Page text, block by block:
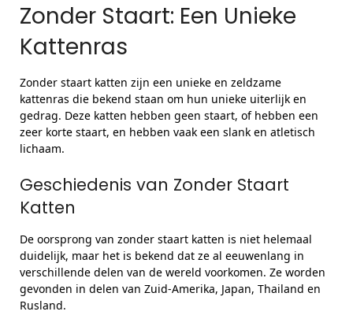
Zonder Staart: Een Unieke
Kattenras
Zonder staart katten zijn een unieke en zeldzame
kattenras die bekend staan om hun unieke uiterlijk en
gedrag. Deze katten hebben geen staart, of hebben een
zeer korte staart, en hebben vaak een slank en atletisch
lichaam.
Geschiedenis van Zonder Staart
Katten
De oorsprong van zonder staart katten is niet helemaal
duidelijk, maar het is bekend dat ze al eeuwenlang in
verschillende delen van de wereld voorkomen. Ze worden
gevonden in delen van Zuid-Amerika, Japan, Thailand en
Rusland.